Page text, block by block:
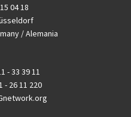
04 18
/ Alemania
- 33 39 11
- 26 11 220